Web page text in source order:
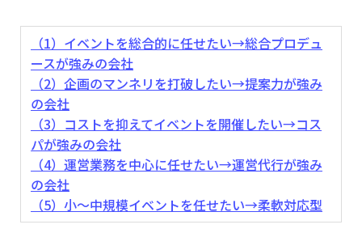
（1）イベントを総合的に任せたい→総合プロデュ
ースが強みの会社
（2）企画のマンネリを打破したい→提案力が強み
の会社
（3）コストを抑えてイベントを開催したい→コス
パが強みの会社
（4）運営業務を中心に任せたい→運営代行が強み
の会社
（5）小〜中規模イベントを任せたい→柔軟対応型